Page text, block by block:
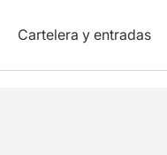
Cartelera y entradas